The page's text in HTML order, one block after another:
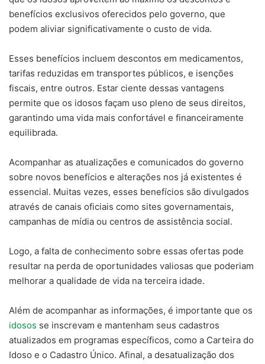
benefícios exclusivos oferecidos pelo governo, que
podem aliviar significativamente o custo de vida.
Esses benefícios incluem descontos em medicamentos,
tarifas reduzidas em transportes públicos, e isenções
fiscais, entre outros. Estar ciente dessas vantagens
permite que os idosos façam uso pleno de seus direitos,
garantindo uma vida mais confortável e financeiramente
equilibrada.
Acompanhar as atualizações e comunicados do governo
sobre novos benefícios e alterações nos já existentes é
essencial. Muitas vezes, esses benefícios são divulgados
através de canais oficiais como sites governamentais,
campanhas de mídia ou centros de assistência social.
Logo, a falta de conhecimento sobre essas ofertas pode
resultar na perda de oportunidades valiosas que poderiam
melhorar a qualidade de vida na terceira idade.
Além de acompanhar as informações, é importante que os
idosos se inscrevam e mantenham seus cadastros
atualizados em programas específicos, como a Carteira do
Idoso e o Cadastro Único. Afinal, a desatualização dos